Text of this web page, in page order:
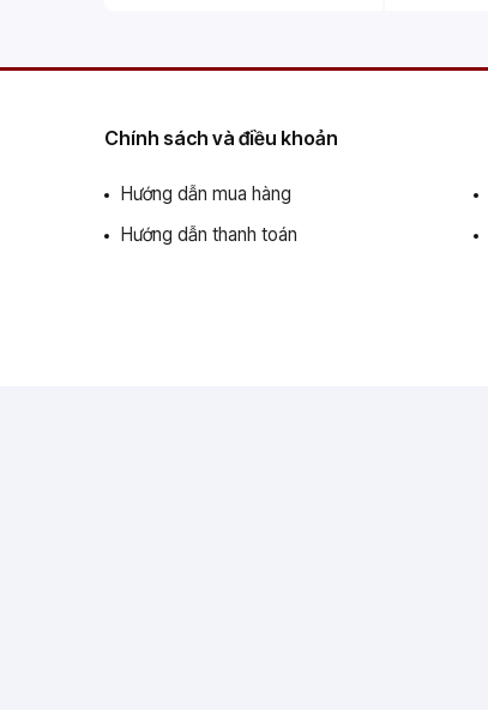
Chính sách và điều khoản
Hướng dẫn mua hàng
Hướng dẫn thanh toán